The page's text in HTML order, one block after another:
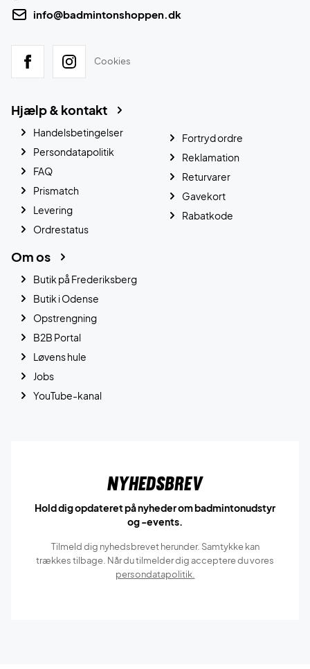
info@badmintonshoppen.dk
Cookies
Hjælp & kontakt
Handelsbetingelser
Persondatapolitik
FAQ
Prismatch
Levering
Ordrestatus
Fortryd ordre
Reklamation
Returvarer
Gavekort
Rabatkode
Om os
Butik på Frederiksberg
Butik i Odense
Opstrengning
B2B Portal
Løvens hule
Jobs
YouTube-kanal
Nyhedsbrev
Hold dig opdateret på nyheder om badmintonudstyr
og -events.
Tilmeld dig nyhedsbrevet herunder. Samtykke kan
trækkes tilbage. Når du tilmelder dig acceptere du vores
persondatapolitik.